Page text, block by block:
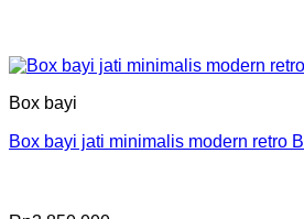
Box bayi
Box bayi jati minimalis modern retro